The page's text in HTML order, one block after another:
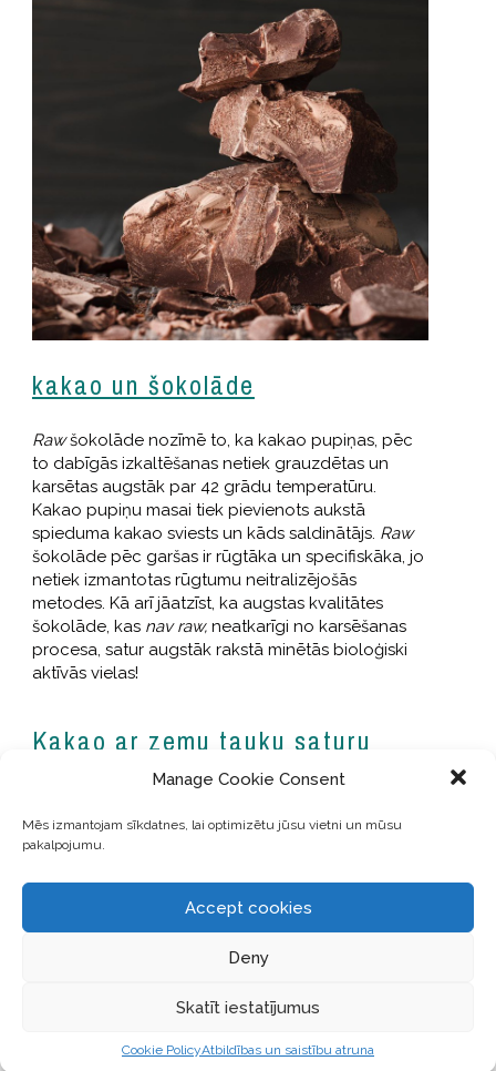
Manage Cookie Consent
Mēs izmantojam sīkdatnes, lai optimizētu jūsu vietni un mūsu
pakalpojumu.
Accept cookies
Deny
Skatīt iestatījumus
Cookie PolicyAtbildības un saistību atruna
kakao un šokolāde
Rawšokolāde nozīmē to, ka kakao pupiņas, pēc
to dabīgās izkaltēšanas netiek grauzdētas un
karsētas augstāk par 42 grādu temperatūru.
Kakao pupiņu masai tiek pievienots aukstā
spieduma kakao sviests un kāds saldinātājs. Raw
šokolāde pēc garšas ir rūgtāka un specifiskāka, jo
netiek izmantotas rūgtumu neitralizējošās
metodes. Kā arī jāatzīst, ka augstas kvalitātes
šokolāde, kas nav raw, neatkarīgi no karsēšanas
procesa, satur augstāk rakstā minētās bioloģiski
aktīvās vielas!
Kakao ar zemu tauku saturu
kakao iepakojuma “pazemināts tauku saturs”.
Patiesībā tādi ir visi(!) kakao pulveri – jo, lai iegūtu
kakao pulveris nekļūst irdens!
kas kalpo, lai veidotu šokolādes masu. Par šo būtu